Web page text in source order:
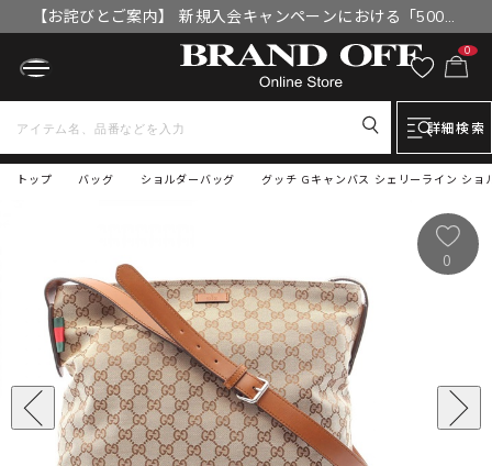
【お詫びとご案内】 新規入会キャンペーンにおける「500円
OFFクーポン」付与漏れと補填について
0
詳細検索
トップ グッチ Gキャンバス シェリーライン シ
バッグ ショルダーバッグ
0